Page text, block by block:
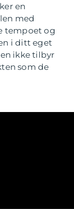
en
med
tempoet og
i ditt eget
ikke tilbyr
som de